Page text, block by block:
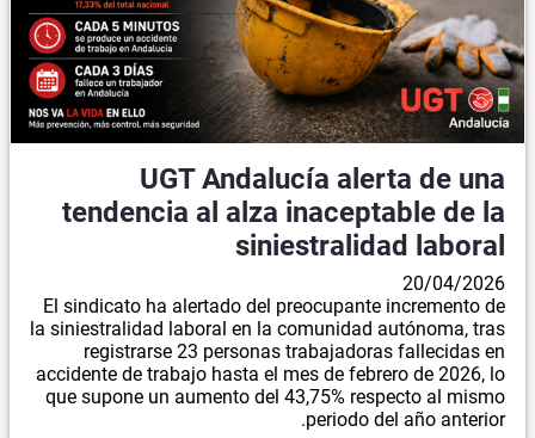
UGT Andalucía alerta de una
tendencia al alza inaceptable de la
siniestralidad laboral
20/04/2026
El sindicato ha alertado del preocupante incremento de
la siniestralidad laboral en la comunidad autónoma, tras
registrarse 23 personas trabajadoras fallecidas en
accidente de trabajo hasta el mes de febrero de 2026, lo
que supone un aumento del 43,75% respecto al mismo
periodo del año anterior.